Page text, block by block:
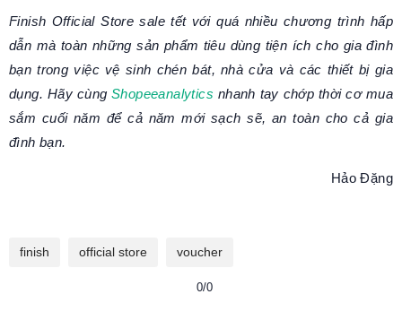
Finish Official Store sale tết với quá nhiều chương trình hấp
dẫn mà toàn những sản phẩm tiêu dùng tiện ích cho gia đình
bạn trong việc vệ sinh chén bát, nhà cửa và các thiết bị gia
dụng. Hãy cùngShopeeanalytics nhanh tay chớp thời cơ mua
sắm cuối năm để cả năm mới sạch sẽ, an toàn cho cả gia
đình bạn.
Hảo Đặng
finish official store voucher
0/0